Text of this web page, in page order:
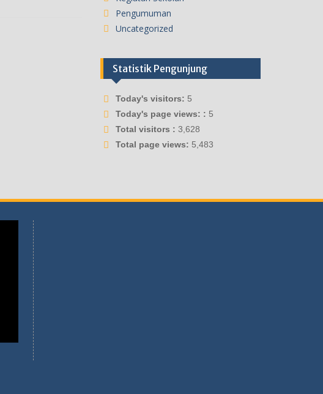
Pengumuman
Uncategorized
Statistik Pengunjung
Today's visitors: 5
Today's page views: : 5
Total visitors : 3,628
Total page views: 5,483